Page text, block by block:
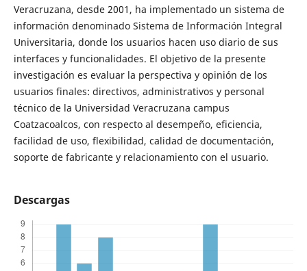
Veracruzana, desde 2001, ha implementado un sistema de
información denominado Sistema de Información Integral
Universitaria, donde los usuarios hacen uso diario de sus
interfaces y funcionalidades. El objetivo de la presente
investigación es evaluar la perspectiva y opinión de los
usuarios finales: directivos, administrativos y personal
técnico de la Universidad Veracruzana campus
Coatzacoalcos, con respecto al desempeño, eficiencia,
facilidad de uso, flexibilidad, calidad de documentación,
soporte de fabricante y relacionamiento con el usuario.
Descargas